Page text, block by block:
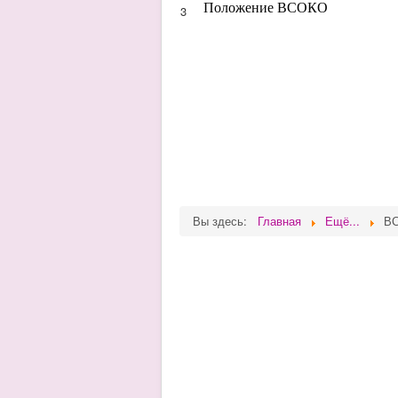
3 Положение ВСОКО
Вы здесь: Главная Ещё...